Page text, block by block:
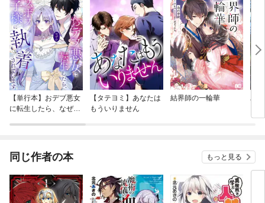
【単行本】おデブ悪女
に転生したら、なぜか
【タテヨミ】あなたは
もういりません
結界師の一輪華
バ
今
同じ作者の本 もっと見る